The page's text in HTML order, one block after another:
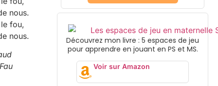
nous.
fou,
nous.
Découvrez mon livre : 5 espaces de jeu
pour apprendre en jouant en PS et MS.
Voir sur Amazon